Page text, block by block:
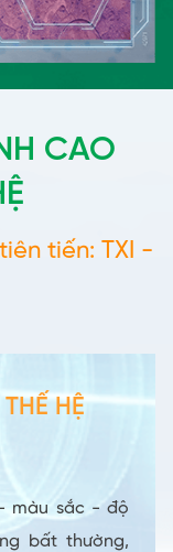
CAO
tiến: TXI -
HỆ
màu sắc - độ
bất thường,